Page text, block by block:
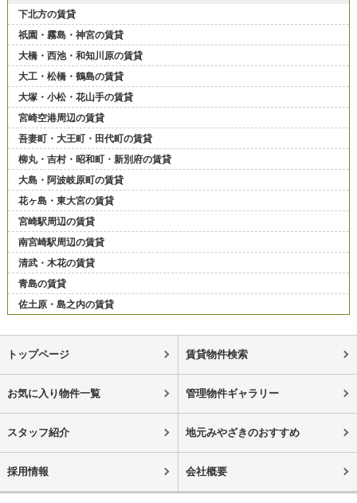
下北方の賃貸
祇園・霧島・神宮の賃貸
大橋・西池・和知川原の賃貸
大工・松橋・鶴島の賃貸
大塚・小松・花山手の賃貸
宮崎空港周辺の賃貸
吾妻町・大王町・田代町の賃貸
柳丸・吉村・昭和町・新別府の賃貸
大島・阿波岐原町の賃貸
花ヶ島・東大宮の賃貸
宮崎駅周辺の賃貸
南宮崎駅周辺の賃貸
清武・木花の賃貸
青島の賃貸
佐土原・島之内の賃貸
トップページ 賃貸物件検索
お気に入り物件一覧 管理物件ギャラリー
スタッフ紹介 地元みやざきのおすすめ
採用情報 会社概要